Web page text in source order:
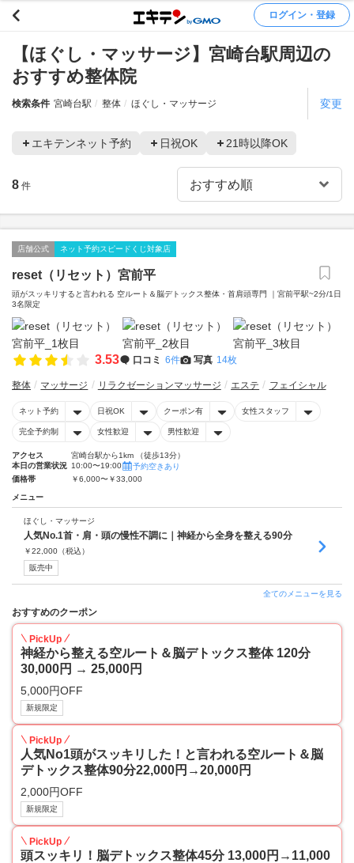
ログイン・登録
【ほぐし・マッサージ】宮崎台駅周辺の
おすすめ整体院
検索条件 宮崎台駅 整体 ほぐし・マッサージ 変更
エキテンネット予約 日祝OK 21時以降OK
8 件
店舗公式 ネット予約スピードくじ対象店
reset（リセット）宮前平
頭がスッキリすると言われる 空ルート＆脳デトックス整体・首肩頭専門 ｜宮前平駅~2分/1日
3名限定
3.53 口コミ 6件 写真 14枚
整体 マッサージ リラクゼーションマッサージ エステ フェイシャル
ネット予約 日祝OK クーポン有 女性スタッフ
完全予約制 女性歓迎 男性歓迎
アクセス
宮崎台駅から1km （徒歩13分）
本日の営業状況 10:00〜19:00
予約空きあり
価格帯
￥6,000〜￥33,000
メニュー
ほぐし・マッサージ
人気No.1首・肩・頭の慢性不調に｜神経から全身を整える90分
￥22,000 （税込）
販売中
全てのメニューを見る
おすすめのクーポン
PickUp
神経から整える空ルート＆脳デトックス整体 120分
30,000円 → 25,000円
5,000円OFF
新規限定
PickUp
人気No1頭がスッキリした！と言われる空ルート＆脳
デトックス整体90分22,000円→20,000円
2,000円OFF
新規限定
PickUp
頭スッキリ！脳デトックス整体45分 13,000円→11,000